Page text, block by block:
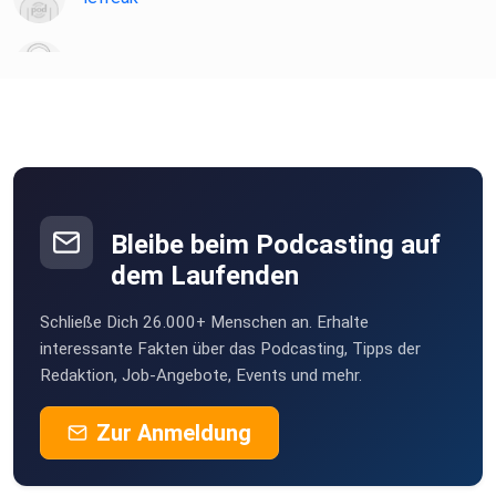
Mesner
Berlin
StefanieBG
Buddel003
Dortmund
Bleibe beim Podcasting auf
dem Laufenden
Schließe Dich 26.000+ Menschen an. Erhalte
interessante Fakten über das Podcasting, Tipps der
Redaktion, Job-Angebote, Events und mehr.
Zur Anmeldung